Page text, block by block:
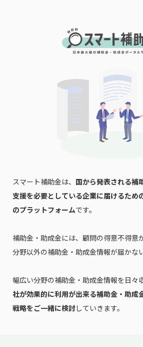
「PDF資料ダウンロード」ボタン
スマート補助金は、 国から発表される補
支援を必要としている企業に届けるため
のプラットフォームです。
補助金・助成金には、顧問の得意不得意
分野以外の補助金・助成金情報が届かな
幅広い分野の補助金・助成金情報を日々
社が効果的に利用が出来る補助金・助成
戦略をご一緒に検討していきます。